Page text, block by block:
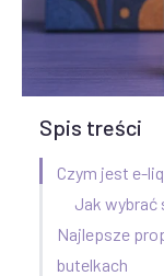
Spis treści
Czym jest e-
Jak wybrać
Najlepsze
butelkach